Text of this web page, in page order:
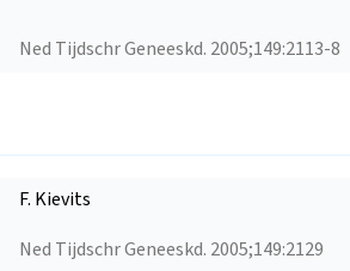
Ned Tijdschr Geneeskd. 2005;149:2113-8
Ned Tijdschr Geneeskd. 2005;149:2129
F. Kievits